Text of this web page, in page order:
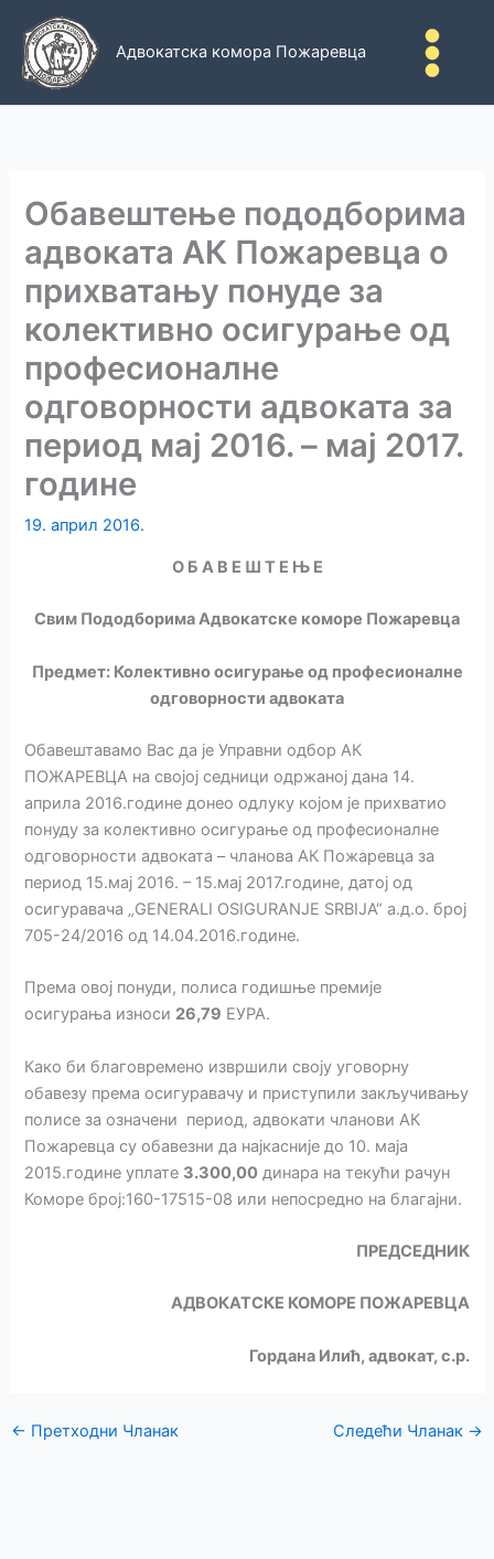
садржај
Адвокатска комора Пожаревца
Обавештење пододборима
адвоката АК Пожаревца о
прихватању понуде за
колективно осигурање од
професионалне
одговорности адвоката за
период мај 2016. – мај 2017.
године
19. април 2016.
O Б А В Е Ш Т Е Њ Е
Свим Пододборима Адвокатске коморе Пожаревца
Предмет: Колективно осигурање од професионалне
одговорности адвоката
Обавештавамо Вас да је Управни одбор АК
ПОЖАРЕВЦА на својој седници одржаној дана 14.
априла 2016.године донео одлуку којом је прихватио
понуду за колективно осигурање од професионалне
одговорности адвоката – чланова АК Пожаревца за
период 15.мај 2016. – 15.мај 2017.године, датој од
осигуравача „GENERALI OSIGURANJE SRBIJA“ a.д.o. броj
705-24/2016 oд 14.04.2016.године.
Према овој понуди, полиса годишње премије
осигурања износи 26,79 ЕУРА.
Како би благовремено извршили своју уговорну
обавезу према осигуравачу и приступили закључивању
полисе за означени период, адвокати чланови АК
Пожаревца су обавезни да најкасније до 10. маја
2015.године уплате 3.300,00 динара на текући рачун
Коморе број:160-17515-08 или непосредно на благајни.
ПРЕДСЕДНИК
АДВОКАТСКЕ КОМОРЕ ПОЖАРЕВЦА
Гордана Илић, адвокат, с.р.
← Претходни Чланак Следећи Чланак →